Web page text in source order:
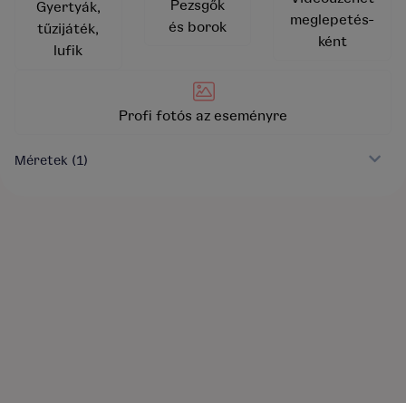
Gyertyák,
tűzijáték,
lufik
Pezsgők
és borok
meglepetés-
ként
Profi fotós az eseményre
Méretek (1)